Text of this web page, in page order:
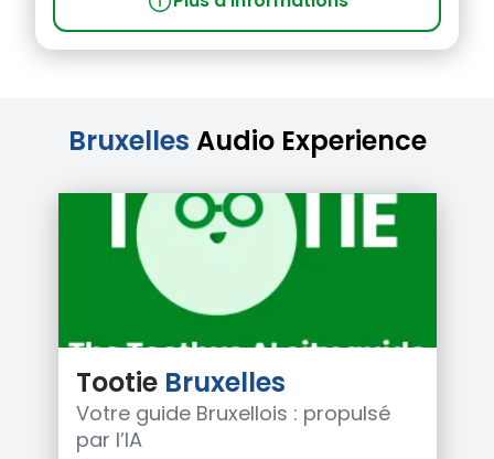
Bruxelles Audio Experience
Tootie Bruxelles
Votre guide Bruxellois : propulsé
par l’IA